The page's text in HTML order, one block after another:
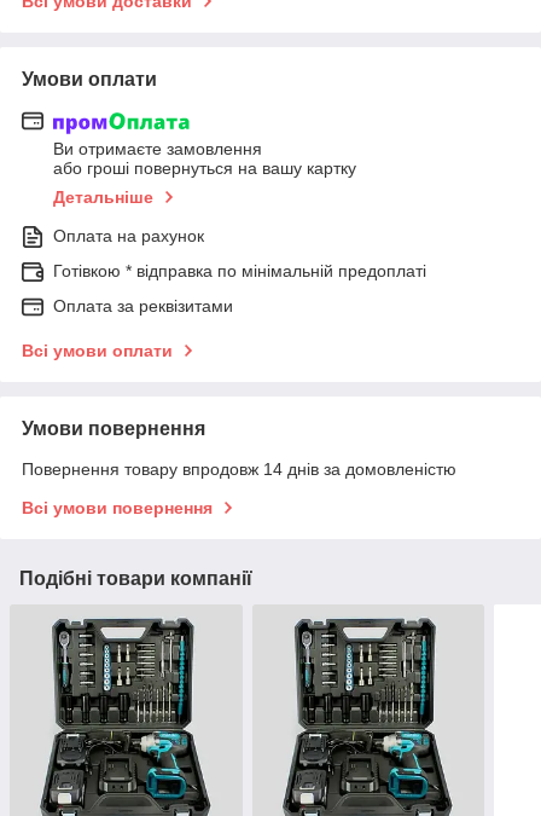
Умови оплати
Ви отримаєте замовлення
або гроші повернуться на вашу картку
Детальніше
Оплата на рахунок
Готівкою * відправка по мінімальній предоплаті
Оплата за реквізитами
Всі умови оплати
Умови повернення
Повернення товару впродовж 14 днів за домовленістю
Всі умови повернення
Подібні товари компанії